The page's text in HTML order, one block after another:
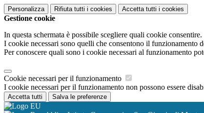
Personalizza Rifiuta tutti i cookies Accetta tutti i cookies
Gestione cookie
In questa schermata è possibile scegliere quali cookie consentire.
I cookie necessari sono quelli che consentono il funzionamento
Per conoscere quali sono i cookie necessari al funzionamento
Cookie necessari per il funzionamento
I cookie necessari per il funzionamento non possono essere
Accetta tutti Salva le preferenze